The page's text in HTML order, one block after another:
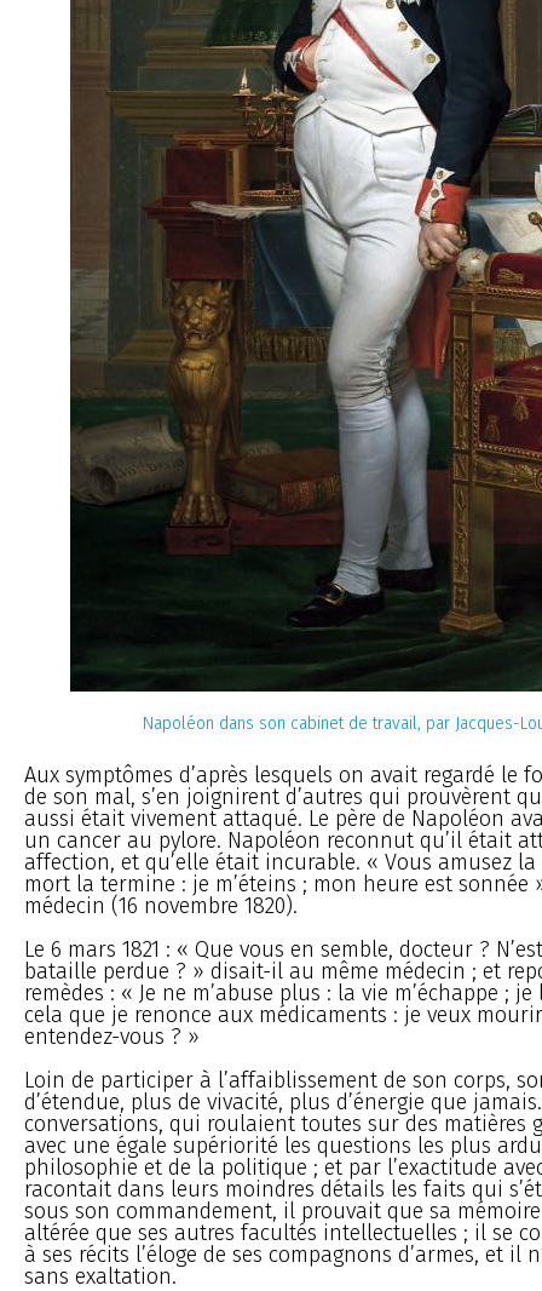
Napoléon dans son cabinet de travail, par Jacques-
Aux symptômes d’après lesquels on avait regardé le
de son mal, s’en joignirent d’autres qui prouvèrent
aussi était vivement attaqué. Le père de Napoléon
un cancer au pylore. Napoléon reconnut qu’il était
affection, et qu’elle était incurable. « Vous amusez
mort la termine : je m’éteins ; mon heure est sonnée
médecin (16 novembre 1820).
Le 6 mars 1821 : « Que vous en semble, docteur ?
bataille perdue ? » disait-il au même médecin ; et
remèdes : « Je ne m’abuse plus : la vie m’échappe ; je
cela que je renonce aux médicaments : je veux
entendez-vous ? »
Loin de participer à l’affaiblissement de son corps,
d’étendue, plus de vivacité, plus d’énergie que
conversations, qui roulaient toutes sur des matières
avec une égale supériorité les questions les plus
philosophie et de la politique ; et par l’exactitude
racontait dans leurs moindres détails les faits qui
sous son commandement, il prouvait que sa
altérée que ses autres facultés intellectuelles ; il se
à ses récits l’éloge de ses compagnons d’armes, et il
sans exaltation.